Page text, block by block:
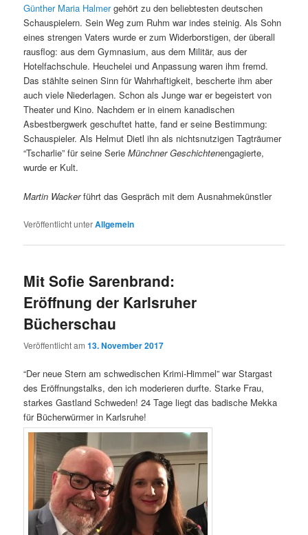
Günther Maria Halmergehört zu den beliebtesten deutschen
Schauspielern. Sein Weg zum Ruhm war indes steinig. Als Sohn
eines strengen Vaters wurde er zum Widerborstigen, der überall
rausflog: aus dem Gymnasium, aus dem Militär, aus der
Hotelfachschule. Heuchelei und Anpassung waren ihm fremd.
Das stählte seinen Sinn für Wahrhaftigkeit, bescherte ihm aber
auch viele Niederlagen. Schon als Junge war er begeistert von
Theater und Kino. Nachdem er in einem kanadischen
Asbestbergwerk geschuftet hatte, fand er seine Bestimmung:
Schauspieler. Als Helmut Dietl ihn als nichtsnutzigen Tagträumer
“Tscharlie” für seine SerieMünchner Geschichtenengagierte,
wurde er Kult.
Martin Wackerführt das Gespräch mit dem Ausnahmekünstler
Veröffentlicht unterAllgemein
Mit Sofie Sarenbrand:
Eröffnung der Karlsruher
Bücherschau
Veröffentlicht am13. November 2017
“Der neue Stern am schwedischen Krimi-Himmel” war Stargast
des Eröffnungstalks, den ich moderieren durfte. Starke Frau,
starkes Gastland Schweden! 24 Tage liegt das badische Mekka
für Bücherwürmer in Karlsruhe!